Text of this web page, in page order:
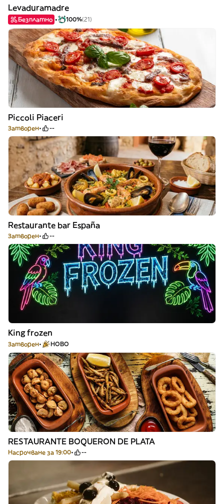
Levaduramadre
Безплатно 100%(21)
Piccoli Piaceri
Затворен --
Restaurante bar España
Затворен --
King frozen
Затворен НОВО
RESTAURANTE BOQUERON DE PLATA
Насрочване за 19:00 --